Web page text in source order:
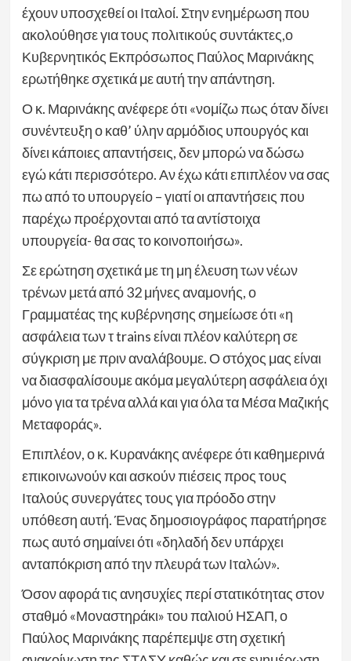
έχουν υποσχεθεί οι Ιταλοί. Στην ενημέρωση που
ακολούθησε για τους πολιτικούς συντάκτες,ο
Κυβερνητικός Εκπρόσωπος Παύλος Μαρινάκης
ερωτήθηκε σχετικά με αυτή την απάντηση.
Ο κ. Μαρινάκης ανέφερε ότι «νομίζω πως όταν δίνει
συνέντευξη ο καθ’ ύλην αρμόδιος υπουργός και
δίνει κάποιες απαντήσεις, δεν μπορώ να δώσω
εγώ κάτι περισσότερο. Αν έχω κάτι επιπλέον να σας
πω από το υπουργείο – γιατί οι απαντήσεις που
παρέχω προέρχονται από τα αντίστοιχα
υπουργεία- θα σας το κοινοποιήσω».
Σε ερώτηση σχετικά με τη μη έλευση των νέων
τρένων μετά από 32 μήνες αναμονής, ο
Γραμματέας της κυβέρνησης σημείωσε ότι «η
ασφάλεια των τ trains είναι πλέον καλύτερη σε
σύγκριση με πριν αναλάβουμε. Ο στόχος μας είναι
να διασφαλίσουμε ακόμα μεγαλύτερη ασφάλεια όχι
μόνο για τα τρένα αλλά και για όλα τα Μέσα Μαζικής
Μεταφοράς».
Επιπλέον, ο κ. Κυρανάκης ανέφερε ότι καθημερινά
επικοινωνούν και ασκούν πιέσεις προς τους
Ιταλούς συνεργάτες τους για πρόοδο στην
υπόθεση αυτή. Ένας δημοσιογράφος παρατήρησε
πως αυτό σημαίνει ότι «δηλαδή δεν υπάρχει
ανταπόκριση από την πλευρά των Ιταλών».
Όσον αφορά τις ανησυχίες περί στατικότητας στον
σταθμό «Μοναστηράκι» του παλιού ΗΣΑΠ, ο
Παύλος Μαρινάκης παρέπεμψε στη σχετική